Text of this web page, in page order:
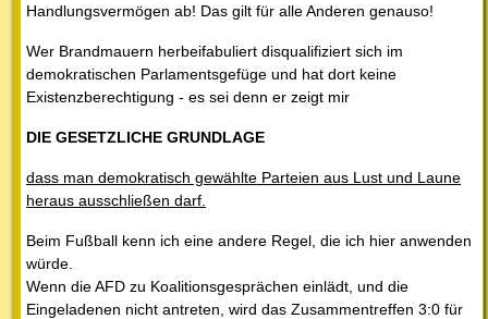
Handlungsvermögen ab! Das gilt für alle Anderen genauso!
Wer Brandmauern herbeifabuliert disqualifiziert sich im
demokratischen Parlamentsgefüge und hat dort keine
Existenzberechtigung - es sei denn er zeigt mir
DIE GESETZLICHE GRUNDLAGE
dass man demokratisch gewählte Parteien aus Lust und Laune
heraus ausschließen darf.
Beim Fußball kenn ich eine andere Regel, die ich hier anwenden
würde.
Wenn die AFD zu Koalitionsgesprächen einlädt, und die
Eingeladenen nicht antreten, wird das Zusammentreffen 3:0 für